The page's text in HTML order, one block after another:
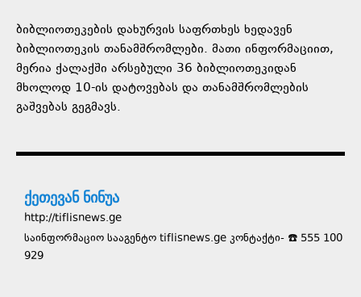
ბიბლიოთეკების დახურვის საფრთხეს ხედავენ
ბიბლიოთეკის თანამშრომლები. მათი ინფორმაციით,
მერია ქალაქში არსებული 36 ბიბლიოთეკიდან
მხოლოდ 10-ის დატოვებას და თანამშრომლების
გაშვებას გეგმავს.
ქეთევან ნინუა
http://tiflisnews.ge
საინფორმაციო სააგენტო tiflisnews.ge კონტაქტი- ☎️ 555 100
929